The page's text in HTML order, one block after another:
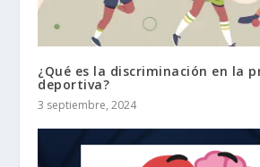
¿Qué es la discriminación en la
deportiva?
3 septiembre, 2024